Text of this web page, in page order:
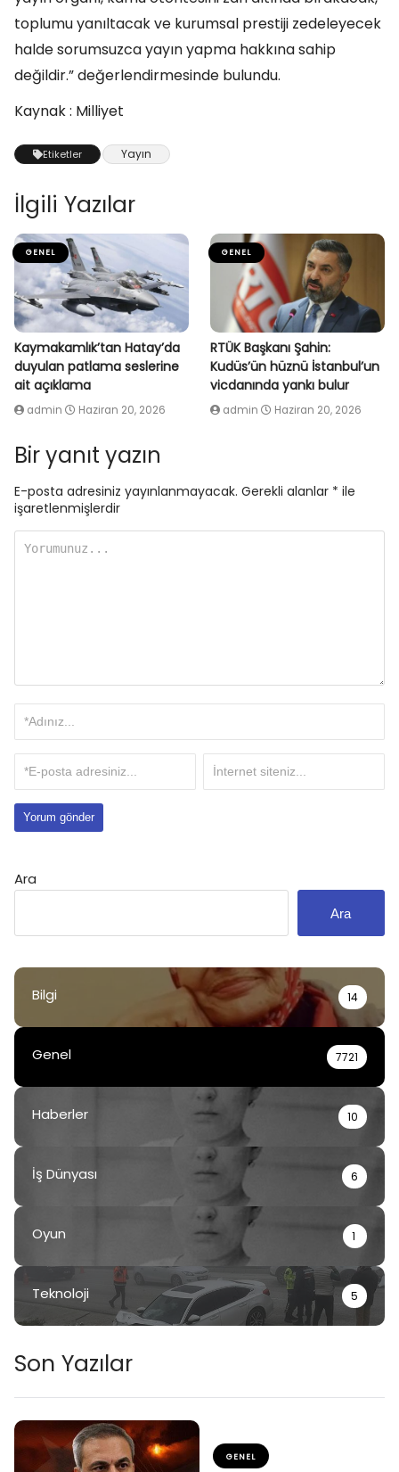
toplumu yanıltacak ve kurumsal prestiji zedeleyecek
halde sorumsuzca yayın yapma hakkına sahip
değildir.” değerlendirmesinde bulundu.
Kaynak : Milliyet
Etiketler Yayın
İlgili Yazılar
GENEL
Kaymakamlık’tan Hatay’da
duyulan patlama seslerine
ait açıklama
admin Haziran 20, 2026
GENEL
RTÜK Başkanı Şahin:
Kudüs’ün hüznü İstanbul’un
vicdanında yankı bulur
admin Haziran 20, 2026
Bir yanıt yazın
E-posta adresiniz yayınlanmayacak. Gerekli alanlar * ile
işaretlenmişlerdir
Ara
Ara
Bilgi 14
Genel 7721
Haberler 10
İş Dünyası 6
Oyun 1
Teknoloji 5
Son Yazılar
GENEL